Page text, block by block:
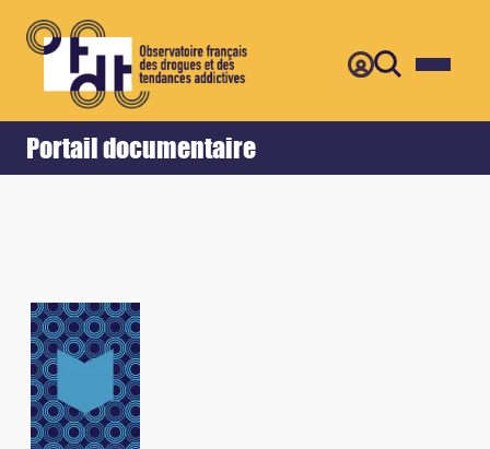
Portail documentaire
Accueil Retour